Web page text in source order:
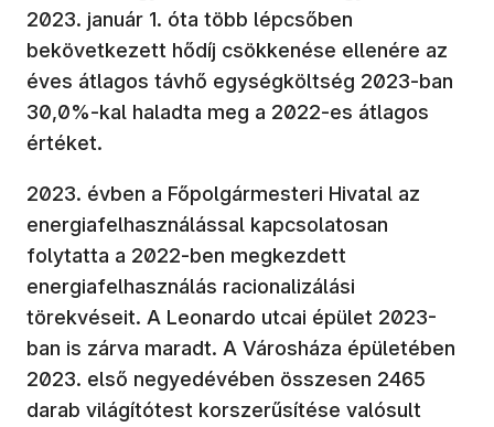
2023. január 1. óta több lépcsőben
bekövetkezett hődíj csökkenése ellenére az
éves átlagos távhő egységköltség 2023-ban
30,0%-kal haladta meg a 2022-es átlagos
értéket.
2023. évben a Főpolgármesteri Hivatal az
energiafelhasználással kapcsolatosan
folytatta a 2022-ben megkezdett
energiafelhasználás racionalizálási
törekvéseit. A Leonardo utcai épület 2023-
ban is zárva maradt. A Városháza épületében
2023. első negyedévében összesen 2465
darab világítótest korszerűsítése valósult